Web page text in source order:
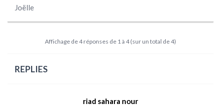
Joëlle
Affichage de 4 réponses de 1 à 4 (sur un total de 4)
REPLIES
riad sahara nour